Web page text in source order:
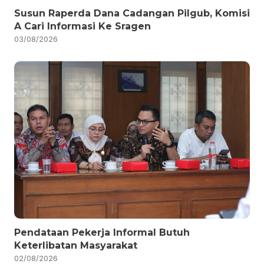
Susun Raperda Dana Cadangan Pilgub, Komisi
A Cari Informasi Ke Sragen
03/08/2026
Pendataan Pekerja Informal Butuh
Keterlibatan Masyarakat
02/08/2026